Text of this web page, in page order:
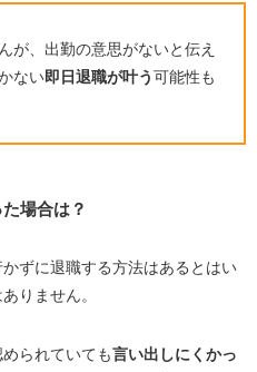
が、出勤の意思がないと伝え
ない即日退職が叶う可能性も
場合は？
ずに退職する方法はあるとはい
りません。
られていても言い出しにくかっ